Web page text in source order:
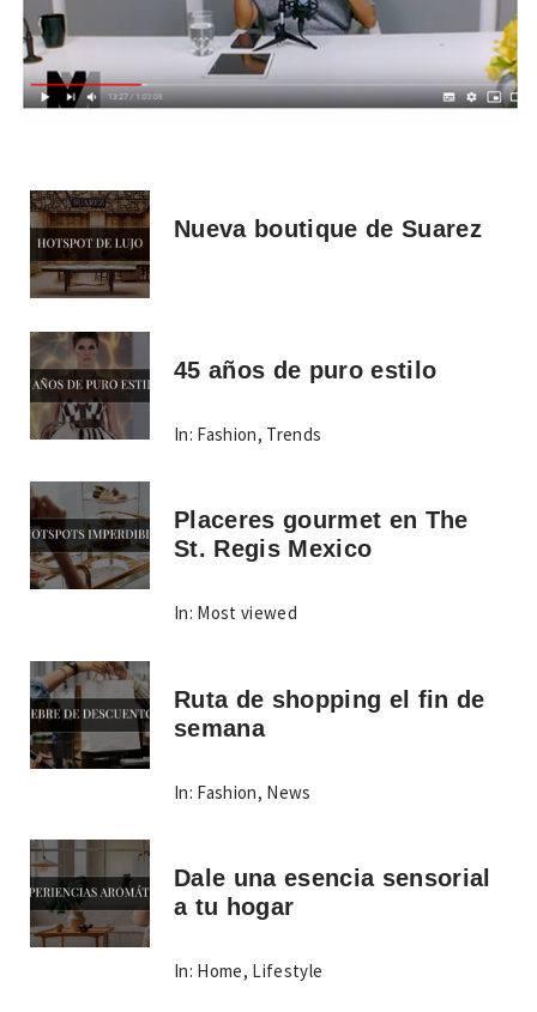
Nueva boutique de Suarez
45 años de puro estilo
In: Fashion, Trends
Placeres gourmet en The
St. Regis Mexico
In: Most viewed
Ruta de shopping el fin de
semana
In: Fashion, News
Dale una esencia sensorial
a tu hogar
In: Home, Lifestyle